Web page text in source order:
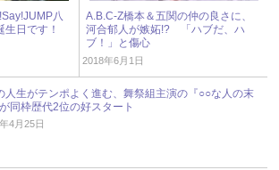
八
日です！
A.B.C-Z橋本＆五関の仲の良さに、
河合郁人が嫉妬!? 「ハブだ、ハ
ブ！」と傷心
2018年6月1日
人生がテンポよく進む、舞祭組主演の『○○な人の末
同枠歴代2位の好スタート
4月25日